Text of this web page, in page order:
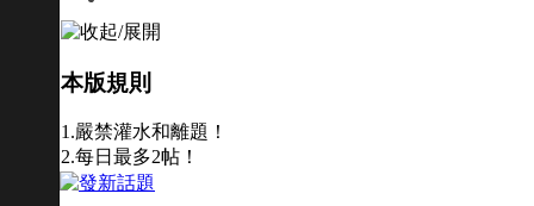
本版規則
1.嚴禁灌水和離題！
2.每日最多2帖！